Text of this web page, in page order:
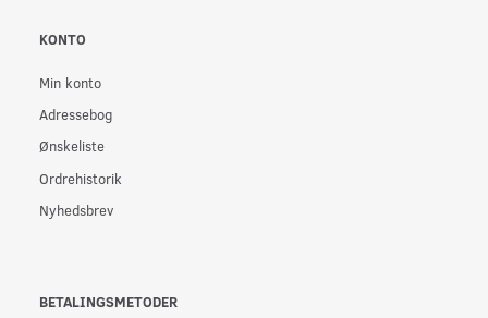
KONTO
Min konto
Adressebog
Ønskeliste
Ordrehistorik
Nyhedsbrev
BETALINGSMETODER